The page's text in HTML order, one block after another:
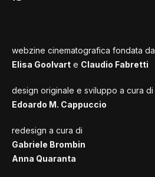
webzine cinematografica fondata da
Elisa Goolvart e Claudio Fabretti
design originale e sviluppo a cura di
Edoardo M. Cappuccio
redesign a cura di
Gabriele Brombin
Anna Quaranta